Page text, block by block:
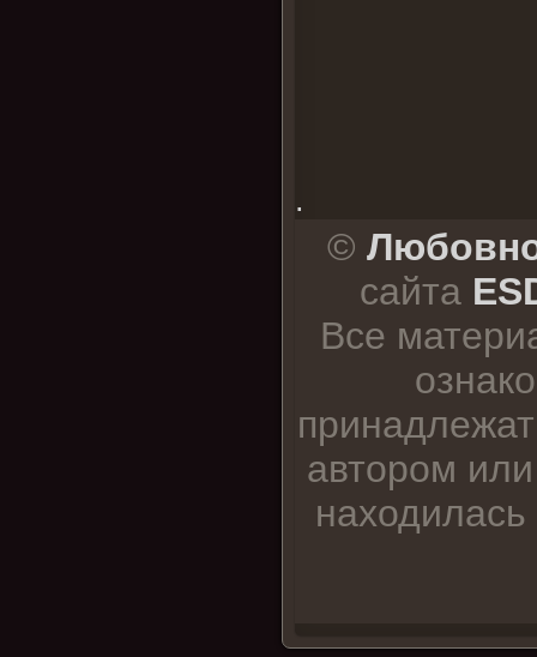
.
©
сайта
Все
автором